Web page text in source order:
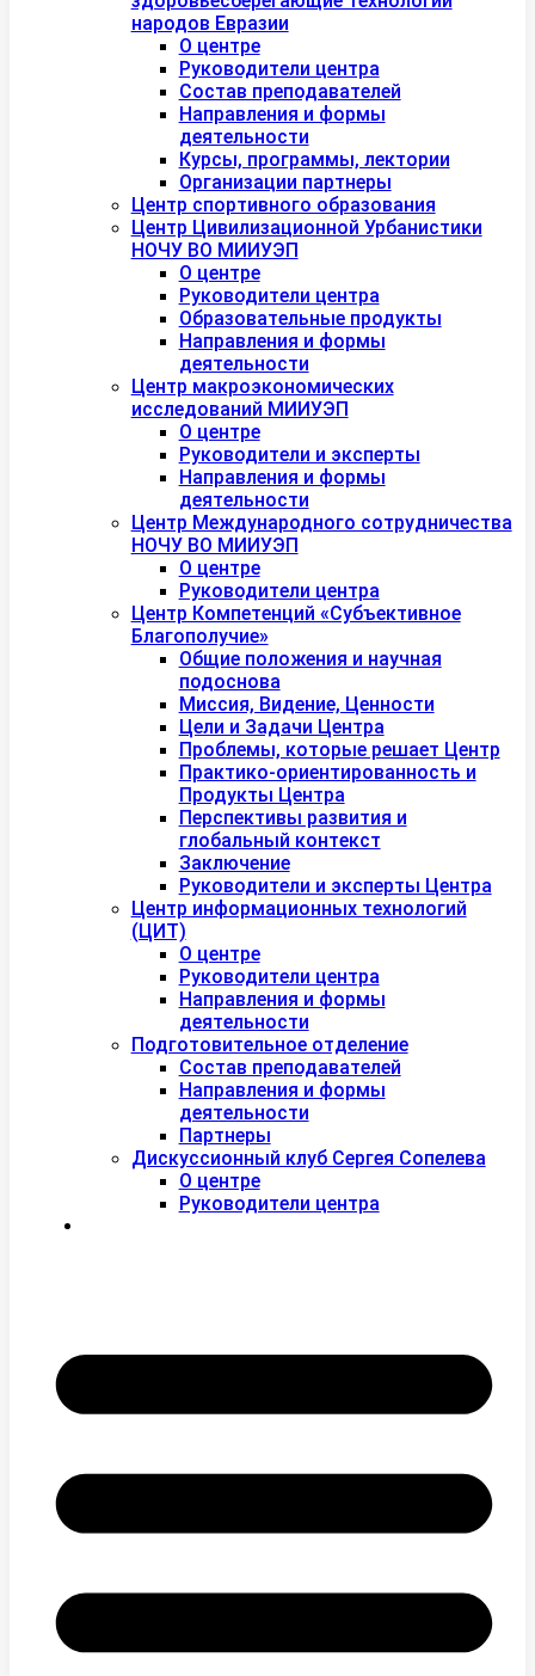
народов Евразии
О центре
Руководители центра
Состав преподавателей
Направления и формы
деятельности
Курсы, программы, лектории
Организации партнеры
Центр спортивного образования
Центр Цивилизационной Урбанистики
НОЧУ ВО МИИУЭП
О центре
Руководители центра
Образовательные продукты
Направления и формы
деятельности
Центр макроэкономических
исследований МИИУЭП
О центре
Руководители и эксперты
Направления и формы
деятельности
Центр Международного сотрудничества
НОЧУ ВО МИИУЭП
О центре
Руководители центра
Центр Компетенций «Субъективное
Благополучие»
Общие положения и научная
подоснова
Миссия, Видение, Ценности
Цели и Задачи Центра
Проблемы, которые решает Центр
Практико-ориентированность и
Продукты Центра
Перспективы развития и
глобальный контекст
Заключение
Руководители и эксперты Центра
Центр информационных технологий
(ЦИТ)
О центре
Руководители центра
Направления и формы
деятельности
Подготовительное отделение
Состав преподавателей
Направления и формы
деятельности
Партнеры
Дискуссионный клуб Сергея Сопелева
О центре
Руководители центра